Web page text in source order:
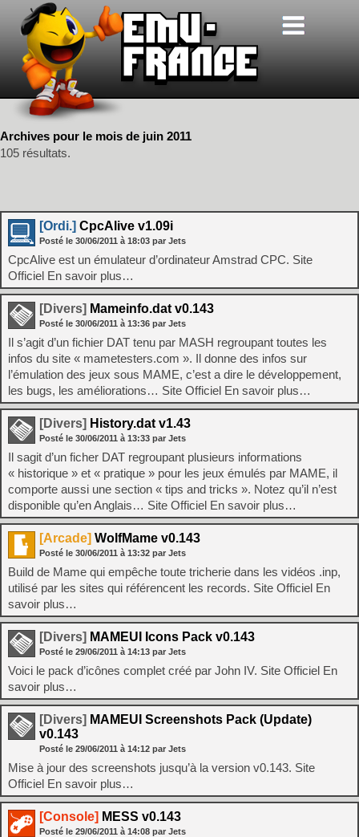
Archives pour le mois de juin 2011
105 résultats.
[Ordi.] CpcAlive v1.09i
Posté le 30/06/2011 à 18:03 par Jets
CpcAlive est un émulateur d’ordinateur Amstrad CPC. Site
Officiel En savoir plus…
[Divers] Mameinfo.dat v0.143
Posté le 30/06/2011 à 13:36 par Jets
Il s’agit d’un fichier DAT tenu par MASH regroupant toutes les
infos du site « mametesters.com ». Il donne des infos sur
l’émulation des jeux sous MAME, c’est a dire le développement,
les bugs, les améliorations… Site Officiel En savoir plus…
[Divers] History.dat v1.43
Posté le 30/06/2011 à 13:33 par Jets
Il sagit d’un ficher DAT regroupant plusieurs informations
« historique » et « pratique » pour les jeux émulés par MAME, il
comporte aussi une section « tips and tricks ». Notez qu’il n’est
disponible qu’en Anglais… Site Officiel En savoir plus…
[Arcade] WolfMame v0.143
Posté le 30/06/2011 à 13:32 par Jets
Build de Mame qui empêche toute tricherie dans les vidéos .inp,
utilisé par les sites qui référencent les records. Site Officiel En
savoir plus…
[Divers] MAMEUI Icons Pack v0.143
Posté le 29/06/2011 à 14:13 par Jets
Voici le pack d’icônes complet créé par John IV. Site Officiel En
savoir plus…
[Divers] MAMEUI Screenshots Pack (Update)
v0.143
Posté le 29/06/2011 à 14:12 par Jets
Mise à jour des screenshots jusqu’à la version v0.143. Site
Officiel En savoir plus…
[Console] MESS v0.143
Posté le 29/06/2011 à 14:08 par Jets